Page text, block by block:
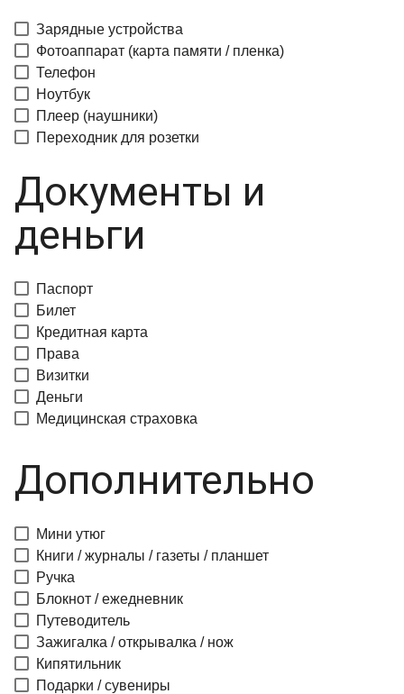
Зарядные устройства
Фотоаппарат (карта памяти / пленка)
Телефон
Ноутбук
Плеер (наушники)
Переходник для розетки
Документы и
деньги
Паспорт
Билет
Кредитная карта
Права
Визитки
Деньги
Медицинская страховка
Дополнительно
Мини утюг
Книги / журналы / газеты / планшет
Ручка
Блокнот / ежедневник
Путеводитель
Зажигалка / открывалка / нож
Кипятильник
Подарки / сувениры